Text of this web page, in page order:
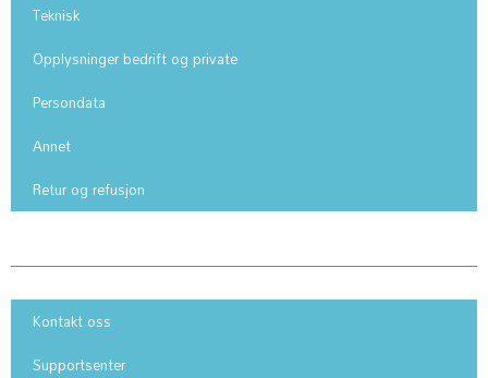
Teknisk
Opplysninger bedrift og private
Persondata
Annet
Retur og refusjon
Kontakt oss
Supportsenter